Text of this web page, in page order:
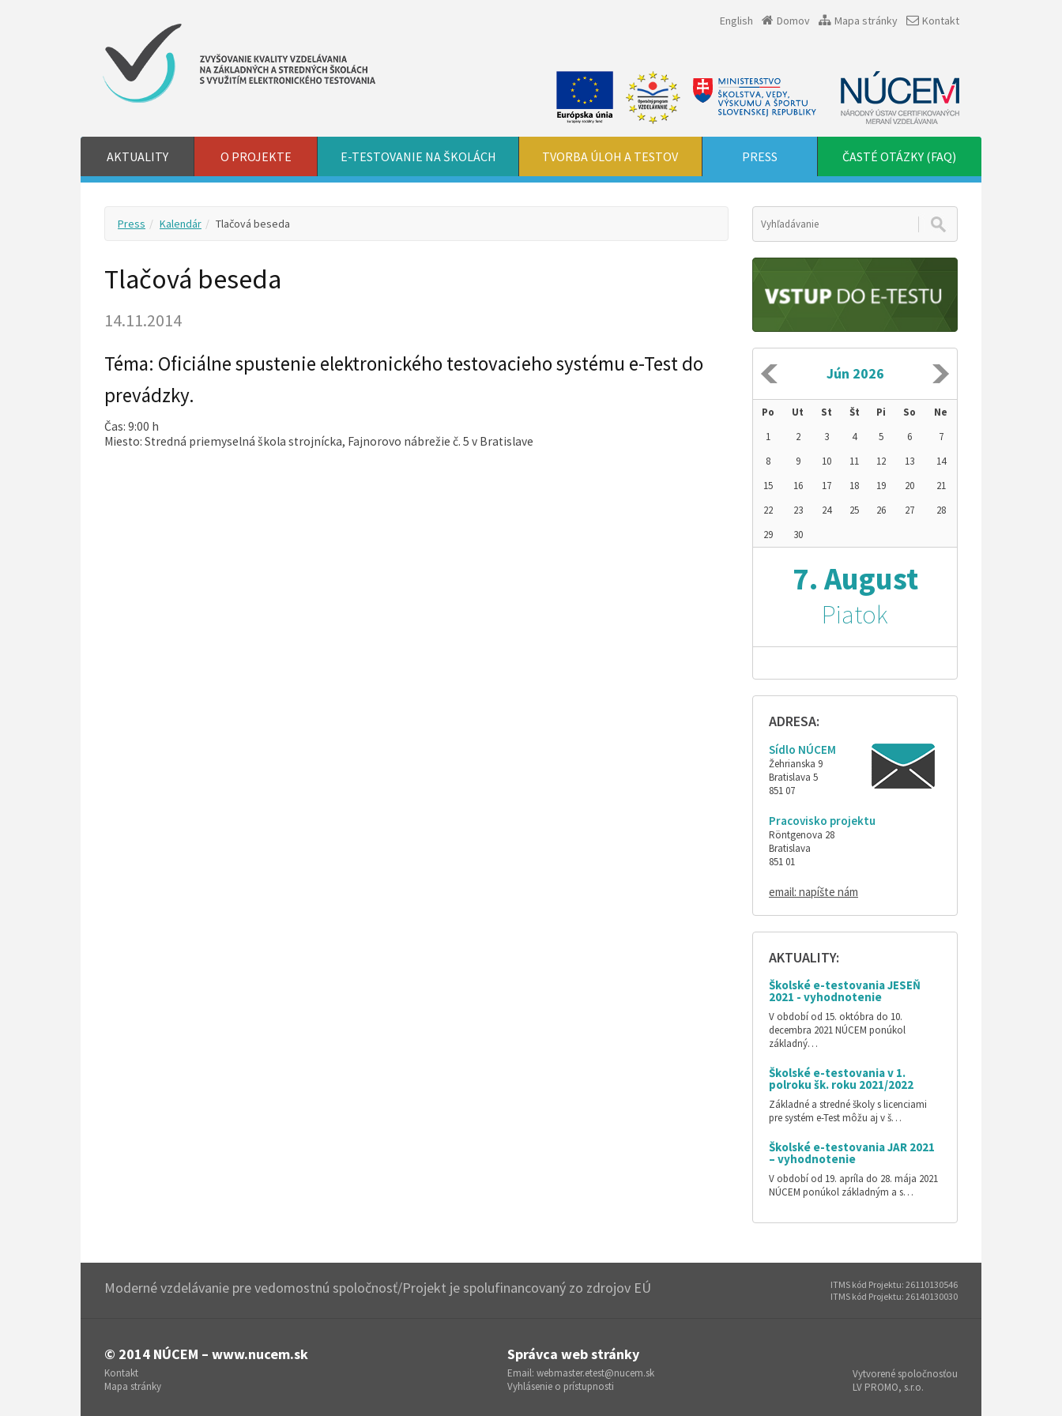
English Domov Mapa stránky Kontakt
AKTUALITY O PROJEKTE E-TESTOVANIE NA ŠKOLÁCH TVORBA ÚLOH A TESTOV PRESS ČASTÉ OTÁZKY (FAQ)
Press Kalendár Tlačová beseda
Tlačová beseda
14.11.2014
Téma: Oficiálne spustenie elektronického testovacieho systému e-Test do
prevádzky.
Čas: 9:00 h
Miesto: Stredná priemyselná škola strojnícka, Fajnorovo nábrežie č. 5 v Bratislave
Jún 2026
Po Ut St Št Pi So
Ne
1
2 3 4 5 6
7
8
9 10 11 12 13
14
15
16 17 18 19 20
21
22
23 24 25 26 27
28
29
30
7. August
Piatok
ADRESA:
Sídlo NÚCEM
Žehrianska 9
Bratislava 5
851 07
Pracovisko projektu
Röntgenova 28
Bratislava
851 01
email: napíšte nám
AKTUALITY:
Školské e-testovania JESEŇ
2021 - vyhodnotenie
V období od 15. októbra do 10.
decembra 2021 NÚCEM ponúkol
základný…
Školské e-testovania v 1.
polroku šk. roku 2021/2022
Základné a stredné školy s licenciami
pre systém e-Test môžu aj v š…
Školské e-testovania JAR 2021
– vyhodnotenie
V období od 19. apríla do 28. mája 2021
NÚCEM ponúkol základným a s…
Moderné vzdelávanie pre vedomostnú spoločnosť/Projekt je spolufinancovaný zo zdrojov EÚ
ITMS kód Projektu: 26110130546
ITMS kód Projektu: 26140130030
© 2014 NÚCEM – www.nucem.sk
Kontakt
Mapa stránky
Správca web stránky
Email: webmaster.etest@nucem.sk
Vyhlásenie o prístupnosti
Vytvorené spoločnosťou
LV PROMO, s.r.o.